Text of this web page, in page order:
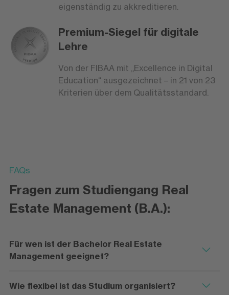
eigenständig zu akkreditieren.
Premium-Siegel für digitale
Lehre
Von der FIBAA mit „Excellence in Digital
Education“ ausgezeichnet – in 21 von 23
Kriterien über dem Qualitätsstandard.
FAQs
Fragen zum Studiengang Real
Estate Management (B.A.):
Für wen ist der Bachelor Real Estate
Management geeignet?
Wie flexibel ist das Studium organisiert?